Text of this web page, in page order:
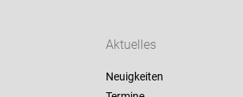
Aktuelles
Neuigkeiten